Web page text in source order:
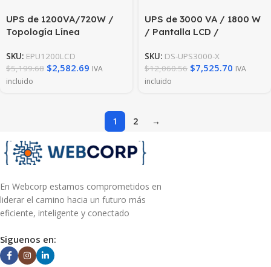
UPS de 1200VA/720W /
Topología Línea
Salida 120 Vca / Clavija
NEMA 5-15P / 6 Tomas
NEMA 5-15R
SKU: EPU1200LCD
$5,199.68 $2,582.69 IVA
incluido
UPS de 3000 VA / 1800 W
/ Pantalla LCD /
Sobrecarga y Descarga /
Entrada y Salida 120 VCA
/ 6 Tomas NEMA 5-15R
SKU: DS-UPS3000-X
$12,060.56 $7,525.70 IVA
incluido
1 2 →
En Webcorp estamos comprometidos en
liderar el camino hacia un futuro más
eficiente, inteligente y conectado
Siguenos en: